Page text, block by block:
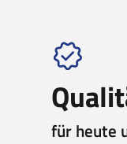
für heute